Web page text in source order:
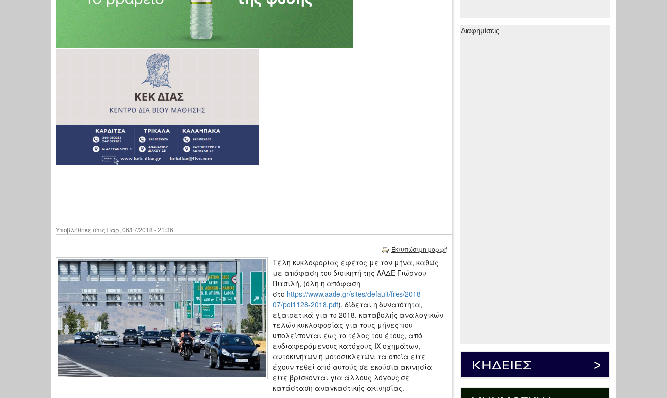
Υποβλήθηκε στις Παρ, 06/07/2018 - 21:36.
Εκτυπώσιμη μορφή
Τέλη κυκλοφορίας εφέτος με τον μήνα, καθώς
με απόφαση του διοικητή της ΑΑΔΕ Γιώργου
Πιτσιλή, (όλη η απόφαση
στο https://www.aade.gr/sites/default/files/2018-
07/pol1128-2018.pdf), δίδεται η δυνατότητα,
εξαιρετικά για το 2018, καταβολής αναλογικών
τελών κυκλοφορίας για τους μήνες που
υπολείπονται έως το τέλος του έτους, από
ενδιαφερόμενους κατόχους ΙΧ οχημάτων,
αυτοκινήτων ή μοτοσικλετών, τα οποία είτε
έχουν τεθεί από αυτούς σε εκούσια ακινησία
είτε βρίσκονται για άλλους λόγους σε
κατάσταση αναγκαστικής ακινησίας.
Διαφημίσεις